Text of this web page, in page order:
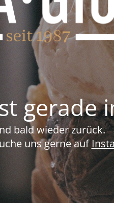
gerade
bald wieder zurück.
uns gerne auf